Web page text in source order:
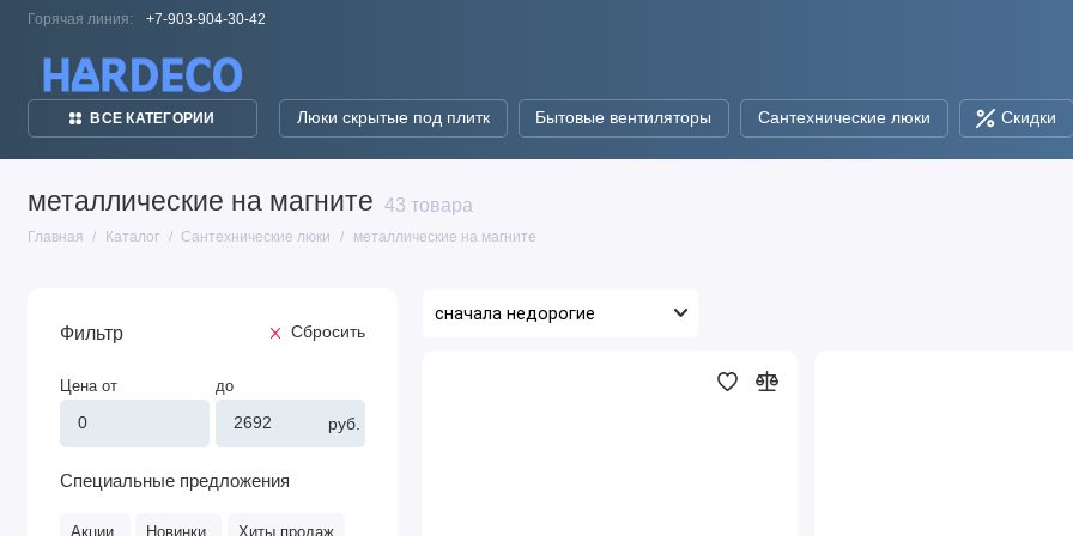
Горячая линия: +7-903-904-30-42
ВСЕ КАТЕГОРИИ Люки скрытые под плитк Бытовые вентиляторы Сантехнические люки Скидки
металлические на магните 43 товара
Главная Каталог Сантехнические люки металлические на магните
Фильтр Cбросить
Сортировать
по:
Цена от до
руб.
Специальные предложения
Акции Новинки Хиты продаж